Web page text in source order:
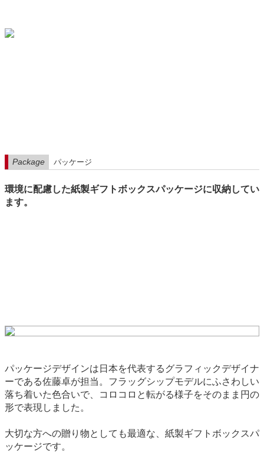
Package パッケージ
環境に配慮した紙製ギフトボックスパッケージに収納してい
ます。
パッケージデザインは日本を代表するグラフィックデザイナ
ーである佐藤卓が担当。フラッグシップモデルにふさわしい
落ち着いた色合いで、コロコロと転がる様子をそのまま円の
形で表現しました。
大切な方への贈り物としても最適な、紙製ギフトボックスパ
ッケージです。